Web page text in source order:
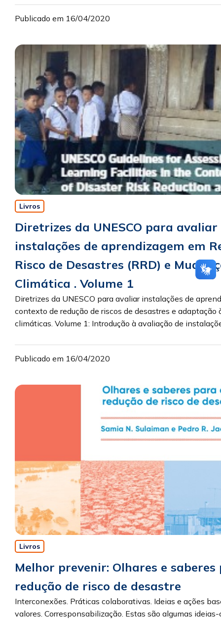
Publicado em 16/04/2020
Livros
Diretrizes da UNESCO para avaliar
instalações de aprendizagem em
Risco de Desastres (RRD) e
Climática . Volume 1
Diretrizes da UNESCO para avaliar instalações de
contexto de redução de riscos de desastres e adaptação
climáticas. Volume 1: Introdução à avaliação de
Publicado em 16/04/2020
Livros
Melhor prevenir: Olhares e saberes
redução de risco de desastre
Interconexões. Práticas colaborativas. Ideias e ações
valores. Corresponsabilização. Estas são algumas